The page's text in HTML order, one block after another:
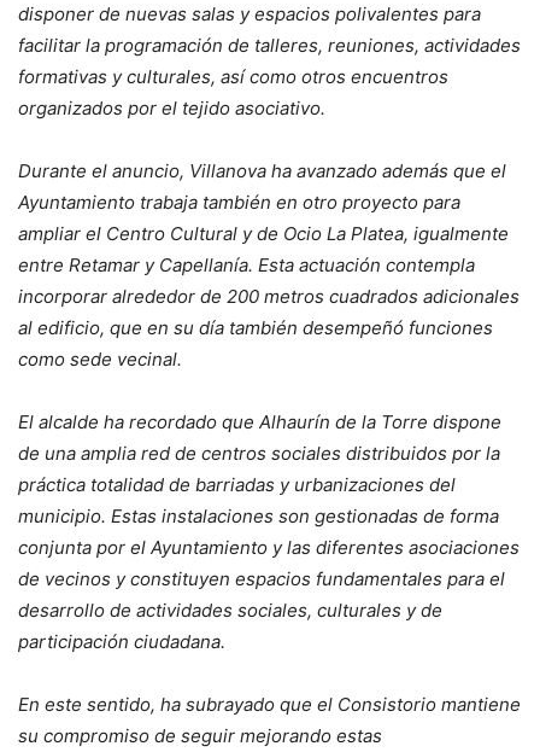
disponer de nuevas salas y espacios polivalentes para
facilitar la programación de talleres, reuniones, actividades
formativas y culturales, así como otros encuentros
organizados por el tejido asociativo.
Durante el anuncio, Villanova ha avanzado además que el
Ayuntamiento trabaja también en otro proyecto para
ampliar el Centro Cultural y de Ocio La Platea, igualmente
entre Retamar y Capellanía. Esta actuación contempla
incorporar alrededor de 200 metros cuadrados adicionales
al edificio, que en su día también desempeñó funciones
como sede vecinal.
El alcalde ha recordado que Alhaurín de la Torre dispone
de una amplia red de centros sociales distribuidos por la
práctica totalidad de barriadas y urbanizaciones del
municipio. Estas instalaciones son gestionadas de forma
conjunta por el Ayuntamiento y las diferentes asociaciones
de vecinos y constituyen espacios fundamentales para el
desarrollo de actividades sociales, culturales y de
participación ciudadana.
En este sentido, ha subrayado que el Consistorio mantiene
su compromiso de seguir mejorando estas